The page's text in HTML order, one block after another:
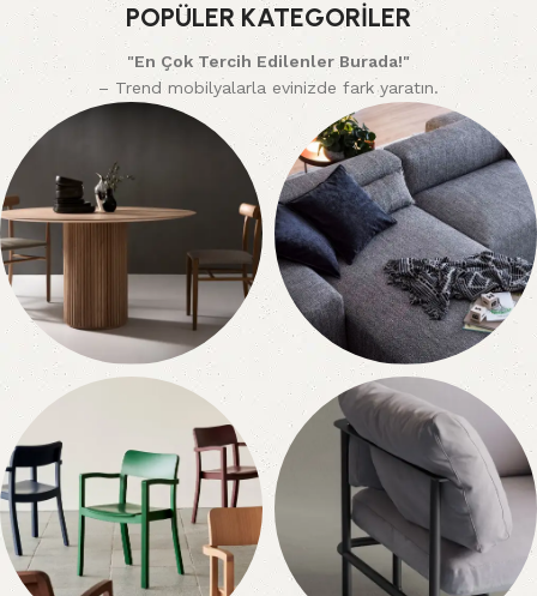
POPÜLER KATEGORİLER
"En Çok Tercih Edilenler Burada!"
– Trend mobilyalarla evinizde fark yaratın.
Masa Sandalye
6 ürün
Köşe Koltuk
10 ürün